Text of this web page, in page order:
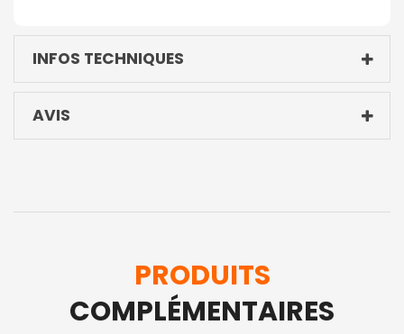
INFOS TECHNIQUES
AVIS
PRODUITS
COMPLÉMENTAIRES